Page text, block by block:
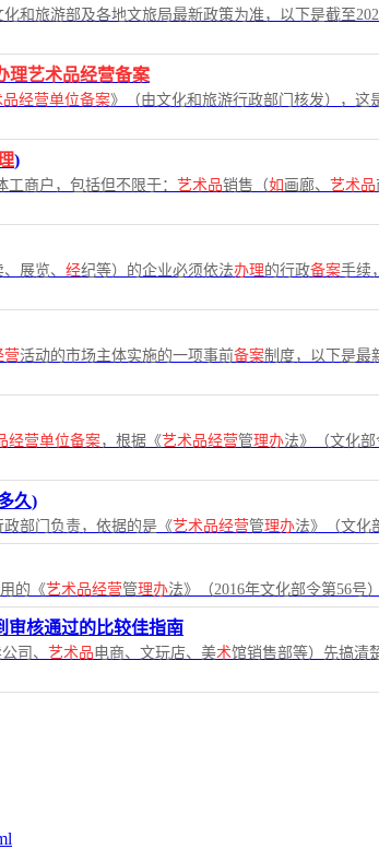
和旅游部及各地文旅局最新政策为准，以下是截至
理艺术品经营备案
品经营单位备案》（由文化和旅游行政部门核发），这
)
工商户，包括但不限于： 艺术品销售（如 画廊、 艺术品
展览、 经纪等）的企业必须依法办理的行政备案手续
营活动的市场主体实施的一项事前备案制度，以下是最
经营单位备案，根据《艺术品经营管理办法》（文化
久)
部门负责，依据的是《艺术品经营管理办法》（文化
的《艺术品经营管理办法》（2016年文化部令第56号
审核通过的比较佳指南
司、 艺术品 电商、文玩店、美术馆销售部等）先搞清